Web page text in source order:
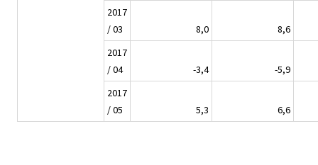
2017
/ 03
8,0
8,6
2017
/ 04
-3,4
-5,9
2017
/ 05
5,3 6,6